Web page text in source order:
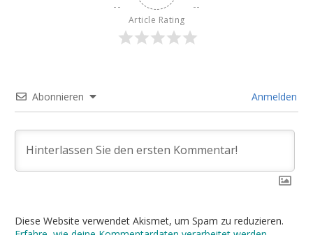
Article Rating
Abonnieren Anmelden
Diese Website verwendet Akismet, um Spam zu reduzieren.